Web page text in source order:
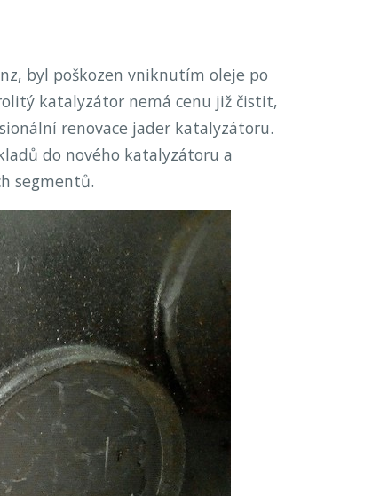
byl poškozen vniknutím oleje po
katalyzátor nemá cenu již čistit,
renovace jader katalyzátoru.
do nového katalyzátoru a
segmentů.